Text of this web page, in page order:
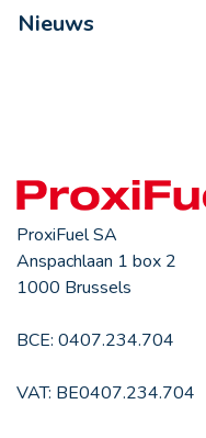
Nieuws
ProxiFuel SA
Anspachlaan 1 box 2
1000 Brussels
BCE: 0407.234.704
VAT: BE0407.234.704